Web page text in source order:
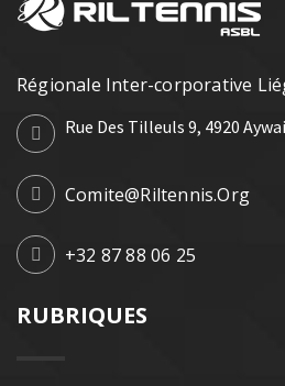
Régionale Inter-corporative
Rue Des Tilleuls 9, 4920
Comite@riltennis.org
+32 87 88 06 25
RUBRIQUES